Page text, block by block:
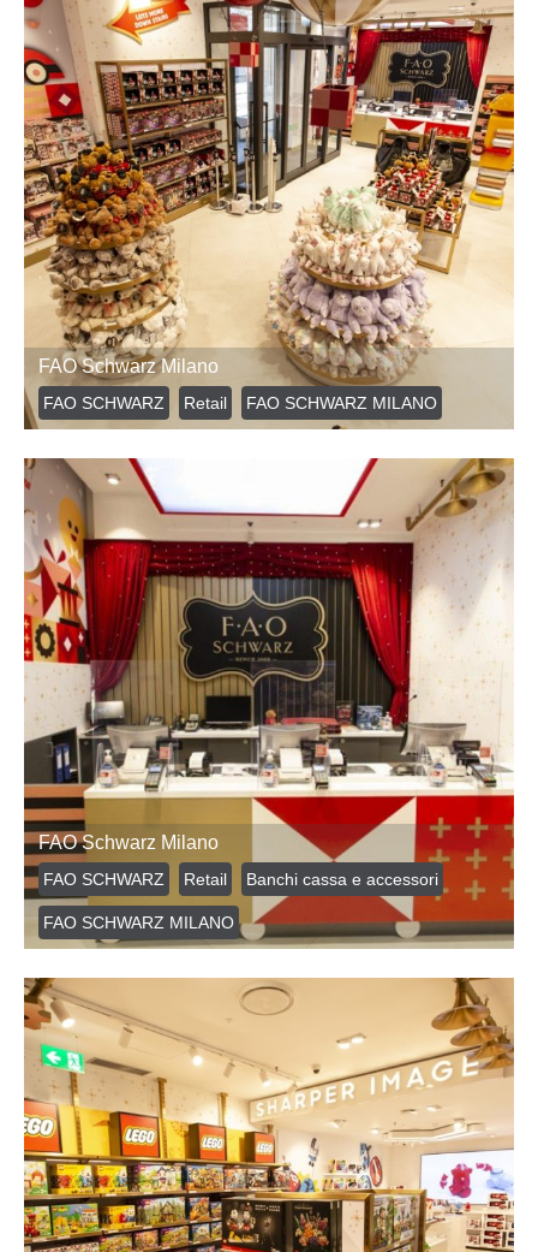
FAO Schwarz Milano
FAO SCHWARZ Retail FAO SCHWARZ MILANO
FAO Schwarz Milano
FAO SCHWARZ Retail Banchi cassa e accessori
FAO SCHWARZ MILANO